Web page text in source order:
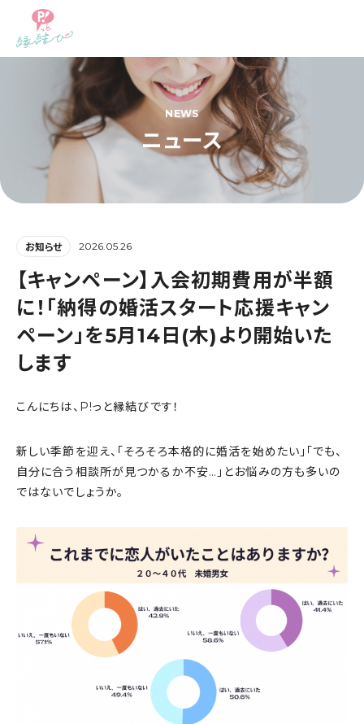
NEWS
ニュース
お知らせ 2026.05.26
【キャンペーン】入会初期費用が半額
に！「納得の婚活スタート応援キャン
ペーン」を5月14日(木)より開始いた
します
こんにちは、P!っと縁結びです！
新しい季節を迎え、「そろそろ本格的に婚活を始めたい」「でも、
自分に合う相談所が見つかるか不安…」とお悩みの方も多いの
ではないでしょうか。